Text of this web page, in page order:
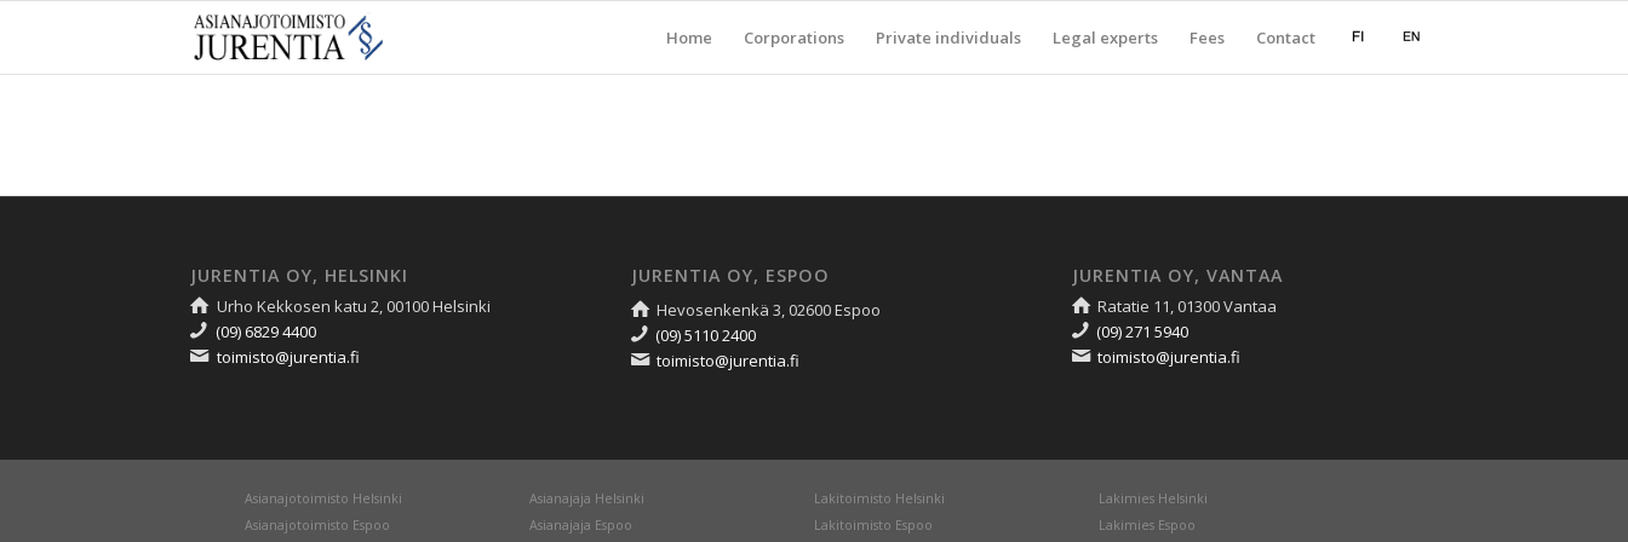
Home Corporations Private individuals Legal experts Fees Contact
JURENTIA OY, HELSINKI
Urho Kekkosen katu 2, 00100 Helsinki
(09) 6829 4400
toimisto@jurentia.fi
JURENTIA OY, ESPOO
Hevosenkenkä 3, 02600 Espoo
(09) 5110 2400
toimisto@jurentia.fi
JURENTIA OY, VANTAA
Ratatie 11, 01300 Vantaa
(09) 271 5940
toimisto@jurentia.fi
Asianajotoimisto Helsinki
Asianajotoimisto Espoo
Asianajaja Helsinki
Asianajaja Espoo
Lakitoimisto Helsinki
Lakitoimisto Espoo
Lakimies Helsinki
Lakimies Espoo